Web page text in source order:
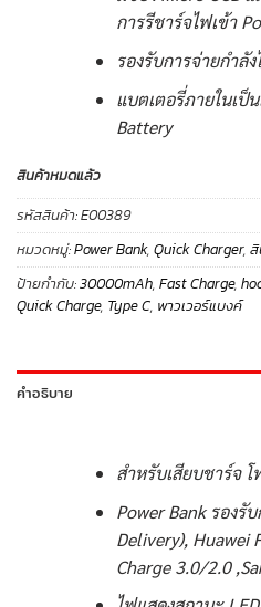
การรีชาร์จไฟเข้า
รองรับการจ่ายกำลั
แบตเตอรี่ภายในเป็
Battery
สินค้าหมดแล้ว
รหัสสินค้า:E00389
หมวดหมู่:Power Bank, Quick Charger, สิ
ป้ายกำกับ:30000mAh, Fast Charge,
Quick Charge, Type C, พาวเวอร์แบงค์
คำอธิบาย
สำหรับเสียบชาร์จ
Power Bank รองรั
Delivery), Huawei
Charge 3.0/2.0